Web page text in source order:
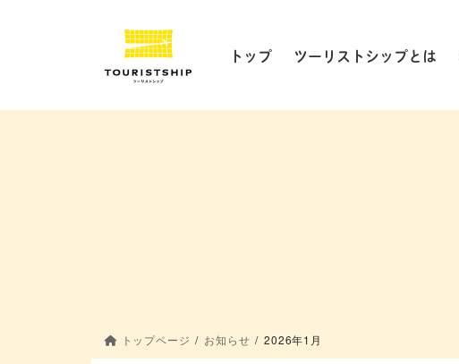
に
ョ
トップ ツーリストシップとは
トップページ お知らせ 2026年1月